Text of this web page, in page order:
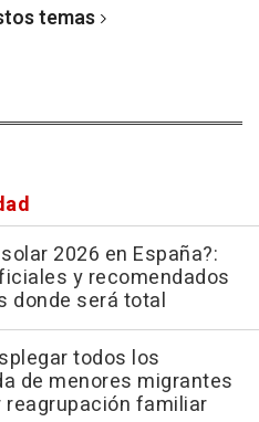
temas
2026 en España?:
y recomendados
donde será total
todos los
de menores migrantes
reagrupación familiar